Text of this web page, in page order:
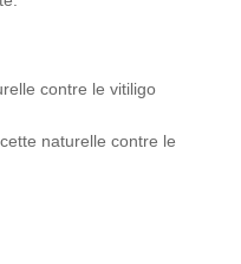
contre le vitiligo
naturelle contre le